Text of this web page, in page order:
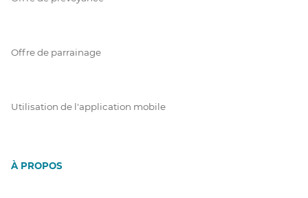
Offre de parrainage
Utilisation de l'application mobile
À PROPOS